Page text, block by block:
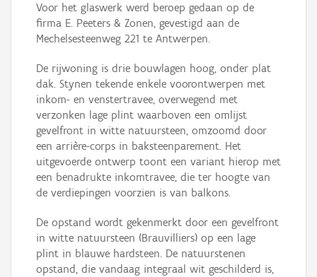
Voor het glaswerk werd beroep gedaan op de
firma E. Peeters & Zonen, gevestigd aan de
Mechelsesteenweg 221 te Antwerpen.
De rijwoning is drie bouwlagen hoog, onder plat
dak. Stynen tekende enkele voorontwerpen met
inkom- en venstertravee, overwegend met
verzonken lage plint waarboven een omlijst
gevelfront in witte natuursteen, omzoomd door
een arrière-corps in baksteenparement. Het
uitgevoerde ontwerp toont een variant hierop met
een benadrukte inkomtravee, die ter hoogte van
de verdiepingen voorzien is van balkons.
De opstand wordt gekenmerkt door een gevelfront
in witte natuursteen (Brauvilliers) op een lage
plint in blauwe hardsteen. De natuurstenen
opstand, die vandaag integraal wit geschilderd is,